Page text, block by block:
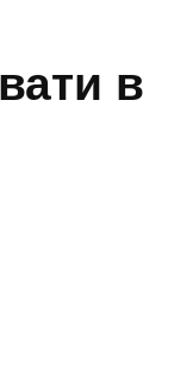
в